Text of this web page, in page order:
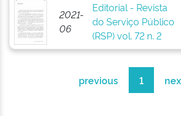
2021-
06
Editorial - Revista
do Serviço Público
(RSP) vol. 72 n. 2
previous 1